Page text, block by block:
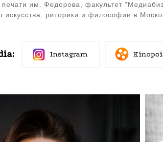
печати им. Федорова, факультет
искусства, риторики и философии в
Instagram